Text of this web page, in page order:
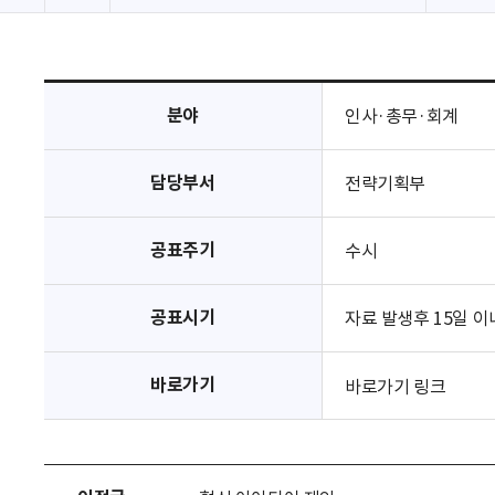
분야 인사·총무·회계
담당부서 전략기획부
공표주기 수시
공표시기 자료 발생후 15일 이
바로가기 바로가기 링크